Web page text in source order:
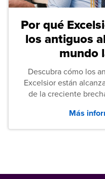
Por qué
los antiguos
mundo
Descubra cómo los
Excelsior están
de la creciente
tanto las
graduados en
Más